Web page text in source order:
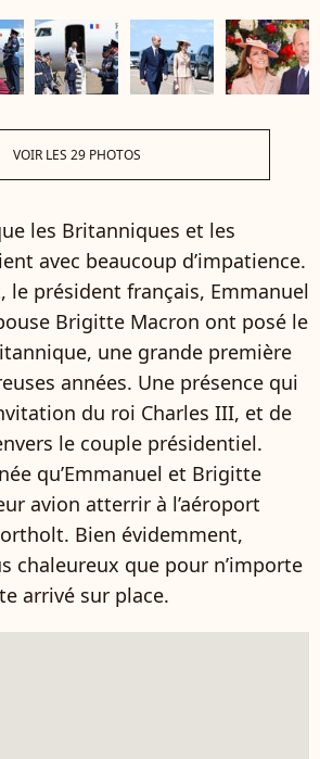
VOIR LES 29 PHOTOS
les Britanniques et les
avec beaucoup d’impatience.
le président français, Emmanuel
Brigitte Macron ont posé le
une grande première
années. Une présence qui
du roi Charles III, et de
le couple présidentiel.
qu’Emmanuel et Brigitte
avion atterrir à l’aéroport
Bien évidemment,
chaleureux que pour n’importe
arrivé sur place.